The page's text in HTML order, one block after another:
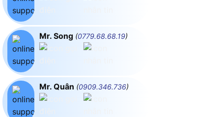
Mr. Song (0779.68.68.19)
Mr. Quân (0909.346.736)